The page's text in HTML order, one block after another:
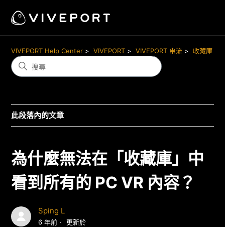
VIVEPORT Help Center VIVEPORT VIVEPORT 串流 收藏庫
此段落內的文章
為什麼無法在「收藏庫」中
看到所有的 PC VR 內容？
Sping L
6 年前 更新於